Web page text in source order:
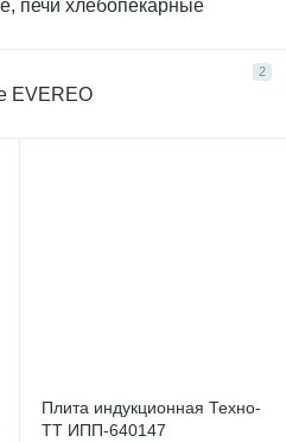
печи хлебопекарные
2
EVEREO
Плита индукционная Техно-
ТТ ИПП-640147